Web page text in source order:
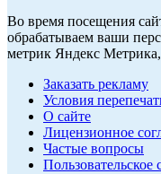
Во время посещения
обрабатываем ваши
метрик Яндекс Метрика,
Заказать рекламу
Условия
О сайте
Лицензионное
Частые вопросы
Пользовательское